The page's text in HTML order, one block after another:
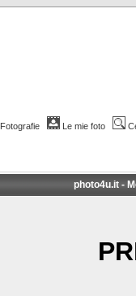
Fotografie Le mie foto
photo4u.it -